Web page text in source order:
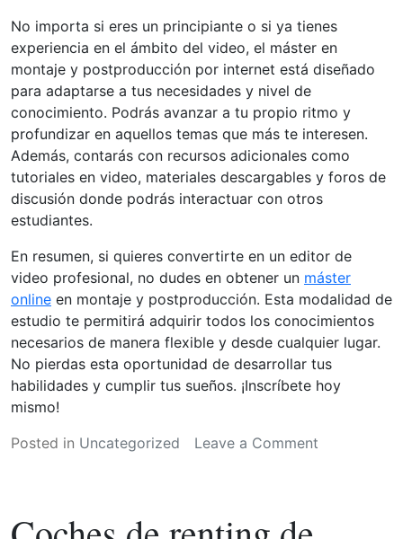
No importa si eres un principiante o si ya tienes
experiencia en el ámbito del video, el máster en
montaje y postproducción por internet está diseñado
para adaptarse a tus necesidades y nivel de
conocimiento. Podrás avanzar a tu propio ritmo y
profundizar en aquellos temas que más te interesen.
Además, contarás con recursos adicionales como
tutoriales en video, materiales descargables y foros de
discusión donde podrás interactuar con otros
estudiantes.
En resumen, si quieres convertirte en un editor de
video profesional, no dudes en obtener un máster
online en montaje y postproducción. Esta modalidad de
estudio te permitirá adquirir todos los conocimientos
necesarios de manera flexible y desde cualquier lugar.
No pierdas esta oportunidad de desarrollar tus
habilidades y cumplir tus sueños. ¡Inscríbete hoy
mismo!
Posted in Uncategorized Leave a Comment